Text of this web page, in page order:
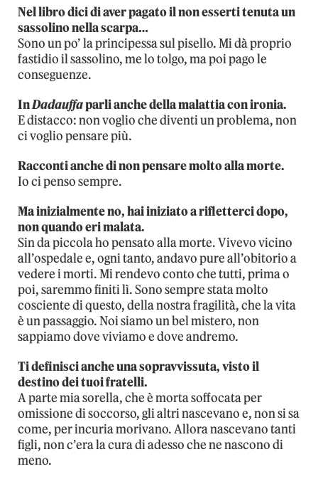
Nel libro dici di aver pagato il non esserti tenuta un
sassolino nella scarpa…
Sono un po’ la principessa sul pisello. Mi dà proprio
fastidio il sassolino, me lo tolgo, ma poi pago le
conseguenze.
InDadauffaparli anche della malattia con ironia.
E distacco: non voglio che diventi un problema, non
ci voglio pensare più.
Racconti anche di non pensare molto alla morte.
Io ci penso sempre.
Ma inizialmente no, hai iniziato a rifletterci dopo,
non quando eri malata.
Sin da piccola ho pensato alla morte. Vivevo vicino
all’ospedale e, ogni tanto, andavo pure all’obitorio a
vedere i morti. Mi rendevo conto che tutti, prima o
poi, saremmo finiti lì. Sono sempre stata molto
cosciente di questo, della nostra fragilità, che la vita
è un passaggio. Noi siamo un bel mistero, non
sappiamo dove viviamo e dove andremo.
Ti definisci anche una sopravvissuta, visto il
destino dei tuoi fratelli.
A parte mia sorella, che è morta soffocata per
omissione di soccorso, gli altri nascevano e, non si sa
come, per incuria morivano. Allora nascevano tanti
figli, non c’era la cura di adesso che ne nascono di
meno.